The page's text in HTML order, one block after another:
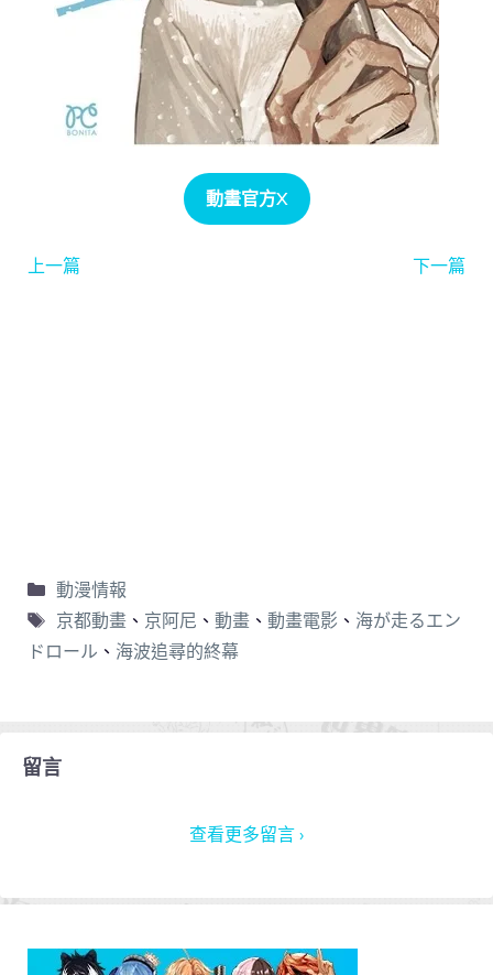
動畫官方X
上一篇 下一篇
動漫情報
京都動畫、 京阿尼 、 動畫、 動畫電影 、 海が走るエン
ドロール 、 海波追尋的終幕
留言
查看更多留言 ›